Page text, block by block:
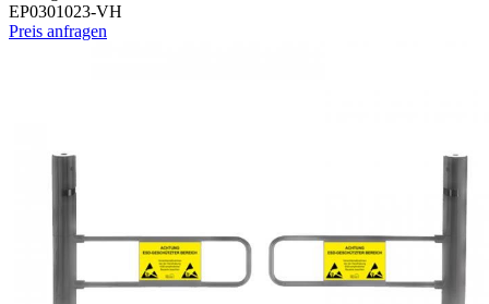
EP0301023-VH
Preis anfragen